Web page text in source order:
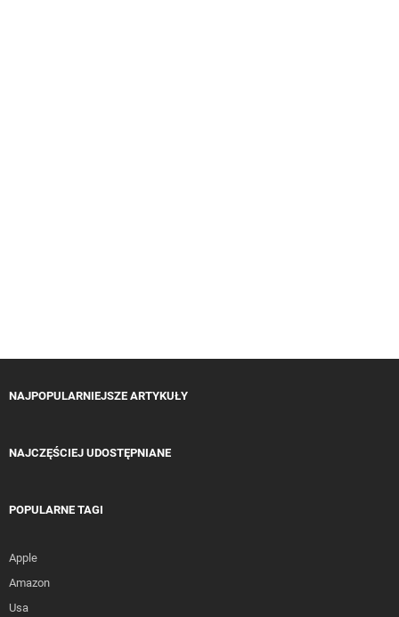
NAJPOPULARNIEJSZE ARTYKUŁY
NAJCZĘŚCIEJ UDOSTĘPNIANE
POPULARNE TAGI
Apple
Amazon
Usa